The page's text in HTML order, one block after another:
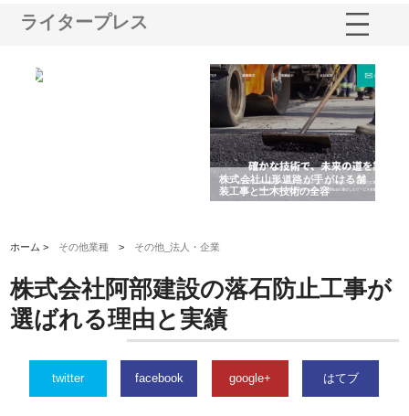
ライタープレス
株式会社山形道路が手がける舗
装工事と土木技術の全容
ホーム > その他業種 > その他_法人・企業
株式会社阿部建設の落石防止工事が
選ばれる理由と実績
twitter facebook google+ はてブ